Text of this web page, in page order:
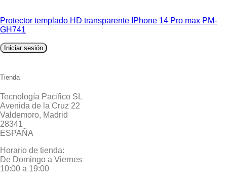
Protector templado HD transparente IPhone 14 Pro max PM-
GH741
Iniciar sesión
Tienda
Tecnología Pacífico SL
Avenida de la Cruz 22
Valdemoro, Madrid
28341
ESPAÑA
Horario de tienda:
De Domingo a Viernes
10:00 a 19:00